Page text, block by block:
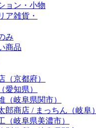
ョン・小物
ア雑貨・
み
商品
（京都府）
愛知県）
（岐阜県関市）
郎商店 / まっちん（岐阜）
（岐阜県美濃市）